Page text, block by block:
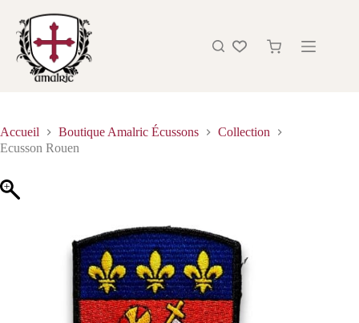
Accueil Boutique Amalric Écussons
Collection
Ecusson Rouen